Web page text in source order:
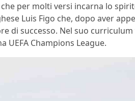
per molti versi incarna lo
Luis Figo che, dopo aver
di successo. Nel suo curriculum
UEFA Champions League.